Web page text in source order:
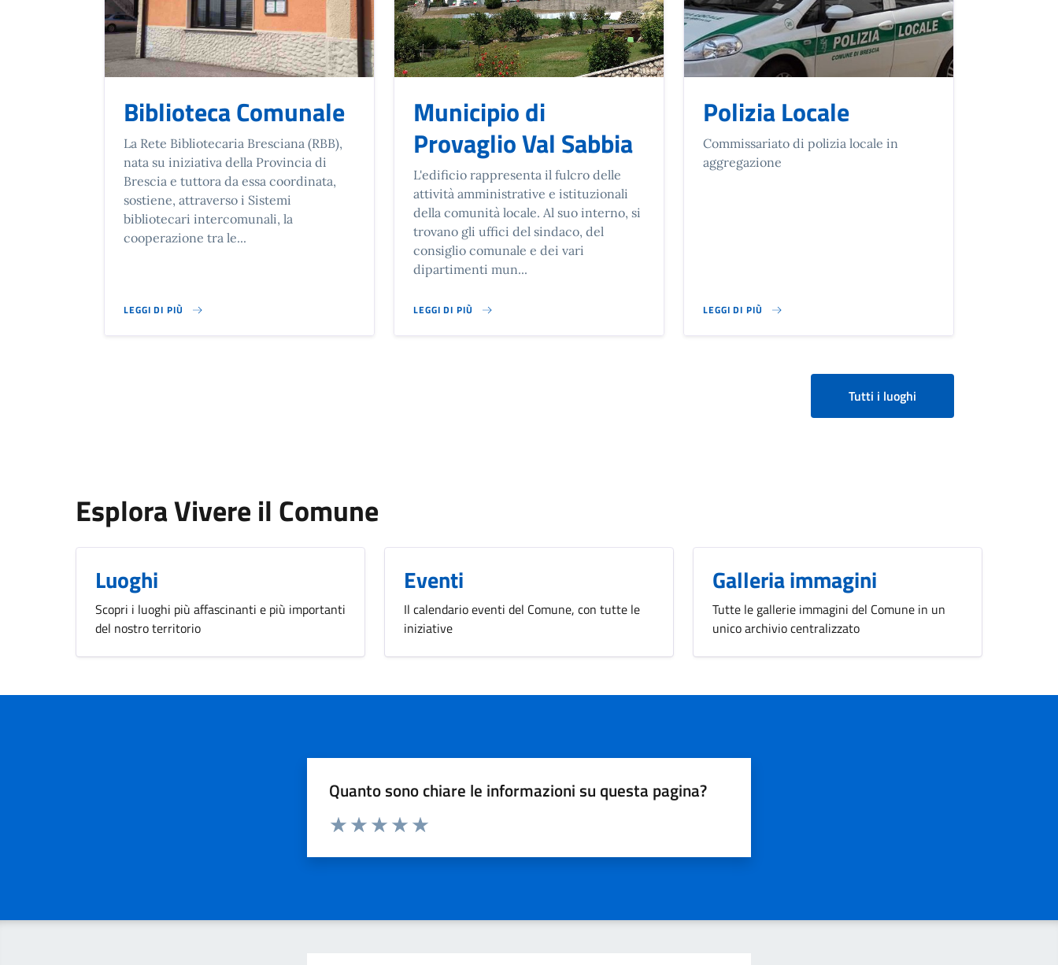
Biblioteca Comunale
La Rete Bibliotecaria Bresciana (RBB),
nata su iniziativa della Provincia di
Brescia e tuttora da essa coordinata,
sostiene, attraverso i Sistemi
bibliotecari intercomunali, la
cooperazione tra le...
LEGGI DI PIÙ
SU BIBLIOTECA COMUNALE
Municipio di
Provaglio Val Sabbia
L'edificio rappresenta il fulcro delle
attività amministrative e istituzionali
della comunità locale. Al suo interno, si
trovano gli uffici del sindaco, del
consiglio comunale e dei vari
dipartimenti mun...
LEGGI DI PIÙ
SU MUNICIPIO DI PROVAGLIO VAL SABBIA
Polizia Locale
Commissariato di polizia locale in
aggregazione
LEGGI DI PIÙ
SU POLIZIA LOCALE
Tutti i luoghi
Esplora Vivere il Comune
Luoghi
Scopri i luoghi più affascinanti e più importanti
del nostro territorio
Eventi
Il calendario eventi del Comune, con tutte le
iniziative
Galleria immagini
Tutte le gallerie immagini del Comune in un
unico archivio centralizzato
Quanto sono chiare le informazioni su questa pagina?
Valuta da 1 a 5 stelle la pagina